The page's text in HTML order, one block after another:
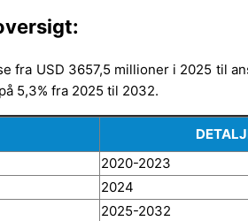
fra USD 3657,5 millioner i 2025 til
5,3% fra 2025 til 2032.
2020-2023
2024
2025-2032